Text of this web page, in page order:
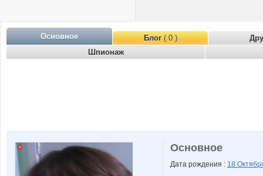
Основное Блог( 0 )
Шпионаж
Основное
Дата рождения : 18